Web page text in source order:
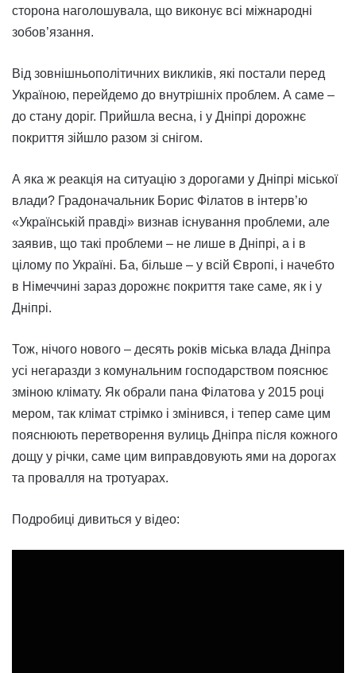
сторона наголошувала, що виконує всі міжнародні
зобов’язання.
Від зовнішньополітичних викликів, які постали перед
Україною, перейдемо до внутрішніх проблем. А саме –
до стану доріг. Прийшла весна, і у Дніпрі дорожнє
покриття зійшло разом зі снігом.
А яка ж реакція на ситуацію з дорогами у Дніпрі міської
влади? Градоначальник Борис Філатов в інтерв’ю
«Українській правді» визнав існування проблеми, але
заявив, що такі проблеми – не лише в Дніпрі, а і в
цілому по Україні. Ба, більше – у всій Європі, і начебто
в Німеччині зараз дорожнє покриття таке саме, як і у
Дніпрі.
Тож, нічого нового – десять років міська влада Дніпра
усі негаразди з комунальним господарством пояснює
зміною клімату. Як обрали пана Філатова у 2015 році
мером, так клімат стрімко і змінився, і тепер саме цим
пояснюють перетворення вулиць Дніпра після кожного
дощу у річки, саме цим виправдовують ями на дорогах
та провалля на тротуарах.
Подробиці дивиться у відео: